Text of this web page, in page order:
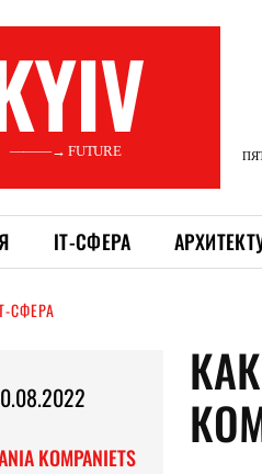
———→ FUTURE
ІТ-СФЕРА
СФЕРА
KOMPANIETS